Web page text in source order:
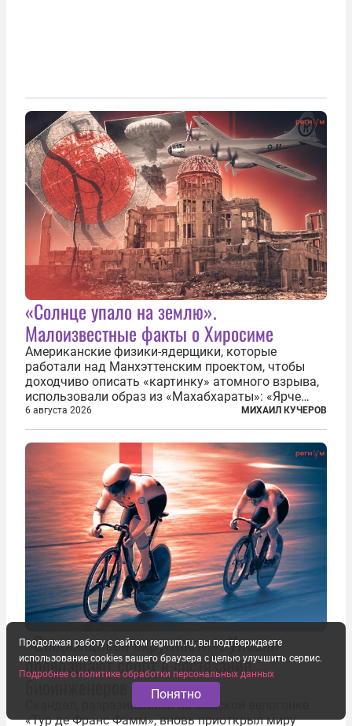
«Солнце упало на землю».
Малоизвестные факты о Хиросиме
Американские физики-ядерщики, которые
работали над Манхэттенским проектом, чтобы
доходчиво описать «картинку» атомного взрыва,
использовали образ из «Махабхараты»: «Ярче
тысячи солнц пылало это пламя». Не все жители
японских городов Хиросимы и Нагасаки, на
которых США в августе 1945 года поставили...
6 августа 2026 МИХАИЛ КУЧЕРОВ
«Выдающиеся округлости». Уловки
превращают спорт в состязание
биоинженеров
Скандал, разразившийся на женской велогонке
«Тур де Франс Фамм», вновь приоткрыл миру
Продолжая работу с сайтом regnum.ru, вы подтверждаете
использование cookies вашего браузера с целью улучшить сервис.
Подробнее о политике обработки персональных данных
Понятно